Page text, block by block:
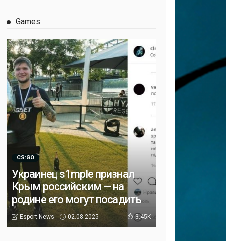
Games
CS:GO
Украинец s1mple признал
Крым российским — на
родине его могут посадить
Esport News 02.08.2025 3.45K